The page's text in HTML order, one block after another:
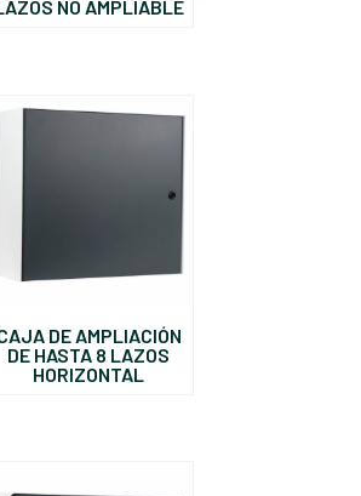
NO AMPLIABLE
DE AMPLIACIÓN
DE HASTA 8 LAZOS
HORIZONTAL